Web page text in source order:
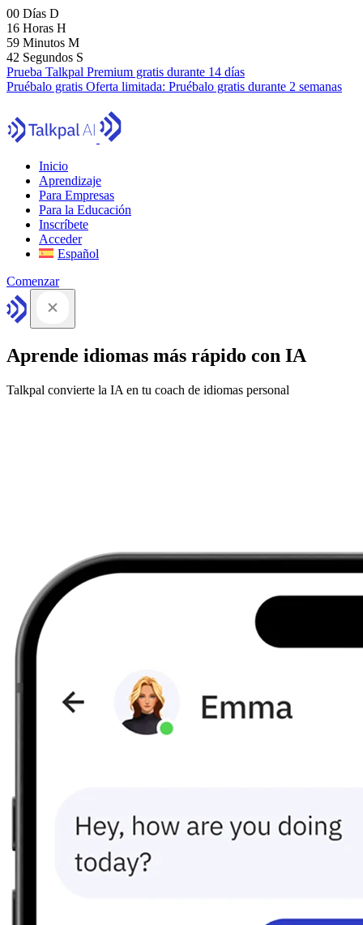
00 Días D
16 Horas H
59 Minutos M
41 Segundos S
Prueba Talkpal Premium gratis durante 14 días
Pruébalo gratis Oferta limitada: Pruébalo gratis durante 2 semanas
Inicio
Aprendizaje
Para Empresas
Para la Educación
Inscríbete
Acceder
Español
Comenzar
Aprende idiomas más rápido con IA
Talkpal convierte la IA en tu coach de idiomas personal